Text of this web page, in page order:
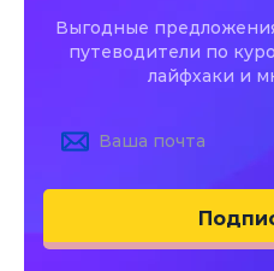
Выгодные
путеводители по
лайфхаки и